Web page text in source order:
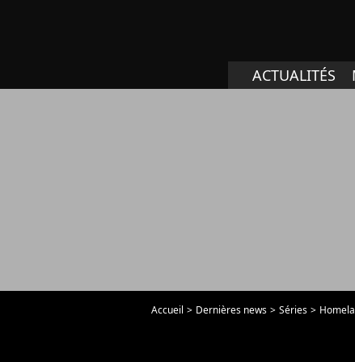
ACTUALITÉS
Accueil Dernières news Séries